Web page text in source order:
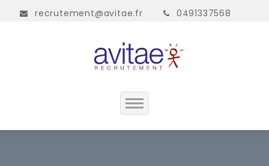
recrutement@avitae.fr 0491337568
Accueil